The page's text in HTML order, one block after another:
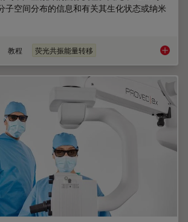
子空间分布的信息和有关其生化状态或纳米
教程 荧光共振能量转移 荧光寿